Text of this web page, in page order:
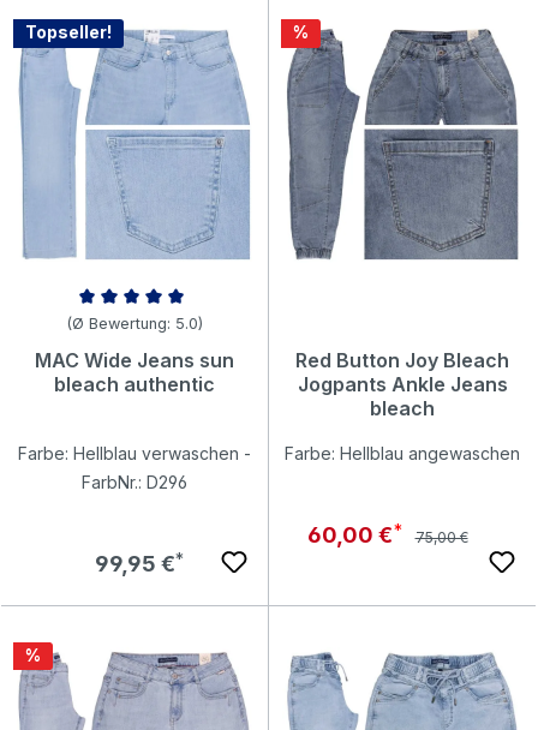
Topseller!
Durchschnittliche Bewertung von 5 von 5 Sternen
(Ø Bewertung: 5.0)
MAC Wide Jeans sun
bleach authentic
Farbe: Hellblau verwaschen -
FarbNr.: D296
Regulärer Preis:
99,95 €
Rabatt
%
Red Button Joy Bleach
Jogpants Ankle Jeans
bleach
Farbe: Hellblau angewaschen
Verkaufspreis:
60,00 € Regulärer Preis:
75,00 €
Rabatt
%